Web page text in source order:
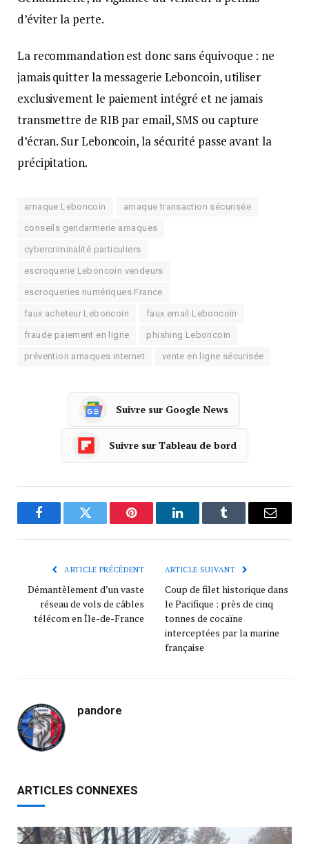
d’éviter la perte.
La recommandation est donc sans équivoque : ne
jamais quitter la messagerie Leboncoin, utiliser
exclusivement le paiement intégré et ne jamais
transmettre de RIB par email, SMS ou capture
d’écran. Sur Leboncoin, la sécurité passe avant la
précipitation.
arnaque Leboncoin arnaque transaction sécurisée
conseils gendarmerie arnaques
cybercriminalité particuliers
escroquerie Leboncoin vendeurs
escroqueries numériques France
faux acheteur Leboncoin faux email Leboncoin
fraude paiement en ligne phishing Leboncoin
prévention arnaques internet vente en ligne sécurisée
Suivre sur Google News
Suivre sur Tableau de bord
FacebookTwitter Pinterest LinkedInTumblr
ARTICLE PRÉCÉDENT
Démantèlement d’un vaste
réseau de vols de câbles
télécom en Île-de-France
ARTICLE SUIVANT
Coup de filet historique dans
le Pacifique : près de cinq
tonnes de cocaïne
interceptées par la marine
française
pandore
ARTICLES CONNEXES